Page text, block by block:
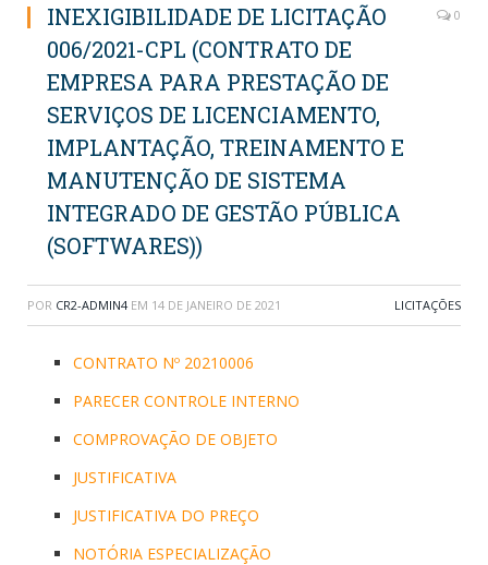
INEXIGIBILIDADE DE LICITAÇÃO
006/2021-CPL (CONTRATO DE
EMPRESA PARA PRESTAÇÃO DE
SERVIÇOS DE LICENCIAMENTO,
IMPLANTAÇÃO, TREINAMENTO E
MANUTENÇÃO DE SISTEMA
INTEGRADO DE GESTÃO PÚBLICA
(SOFTWARES))
0
POR CR2-ADMIN4 EM 14 DE JANEIRO DE 2021 LICITAÇÕES
CONTRATO Nº 20210006
PARECER CONTROLE INTERNO
COMPROVAÇÃO DE OBJETO
JUSTIFICATIVA
JUSTIFICATIVA DO PREÇO
NOTÓRIA ESPECIALIZAÇÃO